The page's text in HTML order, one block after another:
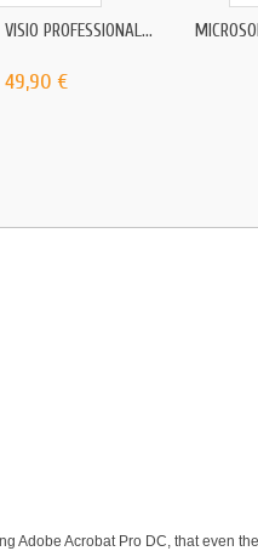
PROFESSIONAL...
49,90 €
Adobe Acrobat Pro DC, that even